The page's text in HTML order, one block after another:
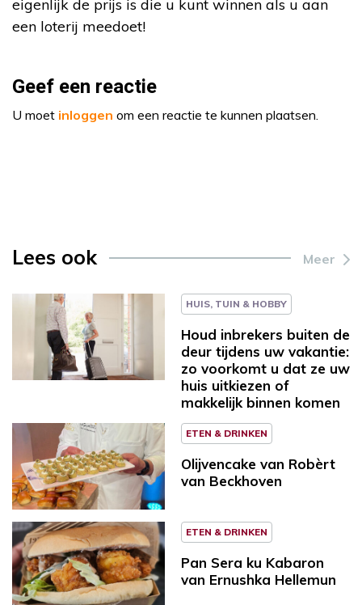
eigenlijk de prijs is die u kunt winnen als u aan
een loterij meedoet!
Geef een reactie
U moet inloggen om een reactie te kunnen plaatsen.
Lees ook Meer
HUIS, TUIN & HOBBY
Houd inbrekers buiten de
deur tijdens uw vakantie:
zo voorkomt u dat ze uw
huis uitkiezen of
makkelijk binnen komen
ETEN & DRINKEN
Olijvencake van Robèrt
van Beckhoven
ETEN & DRINKEN
Pan Sera ku Kabaron
van Ernushka Hellemun